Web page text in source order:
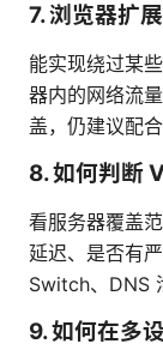
7. 浏览器扩
能实现绕过某
器内的网络流
盖，仍建议配
8. 如何判断
看服务器覆盖
延迟、是否有
Switch、DNS
9. 如何在多